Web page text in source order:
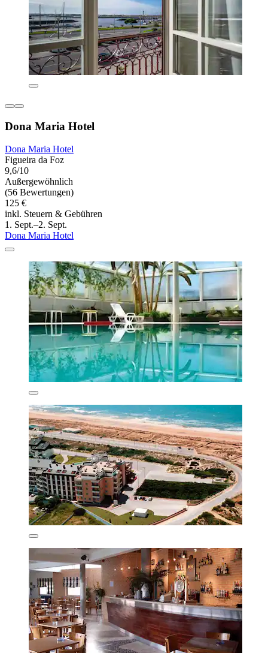
Dona Maria Hotel
Dona Maria Hotel
Figueira da Foz
9,6/10
Außergewöhnlich
(56 Bewertungen)
125 €
inkl. Steuern & Gebühren
1. Sept.–2. Sept.
Dona Maria Hotel